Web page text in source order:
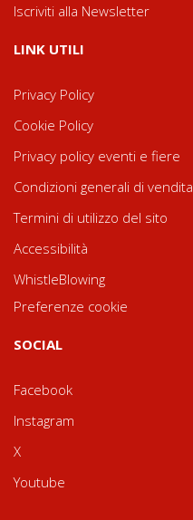
Iscriviti alla Newsletter
LINK UTILI
Privacy Policy
Cookie Policy
Privacy policy eventi e fiere
Condizioni generali di vendita
Termini di utilizzo del sito
Accessibilità
WhistleBlowing
Preferenze cookie
SOCIAL
Facebook
Instagram
X
Youtube